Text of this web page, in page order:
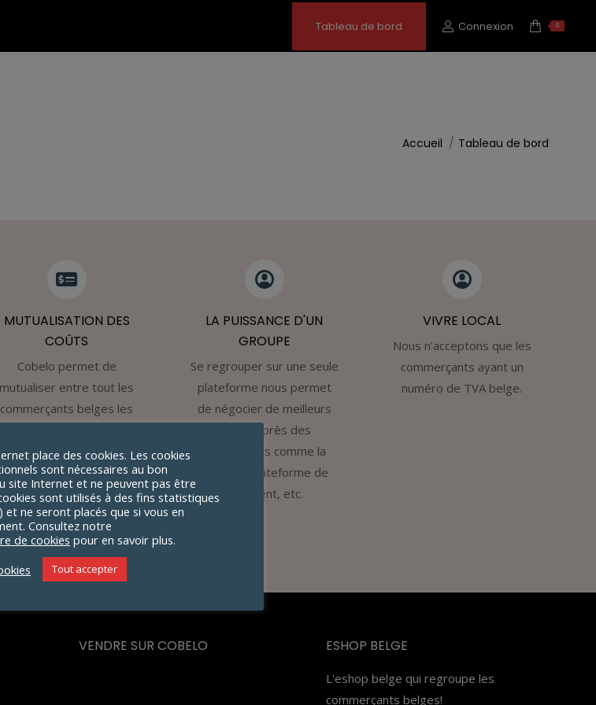
Tableau de bord Connexion 0
Vous êtes ici :
Accueil Tableau de bord
MUTUALISATION DES
COÛTS
Cobelo permet de
mutualiser entre tout les
commerçants belges les
de marketing et de
promotion.
LA PUISSANCE D'UN
GROUPE
Se regrouper sur une seule
plateforme nous permet
de négocier de meilleurs
tarifs auprès des
fournisseurs comme la
poste, la plateforme de
paiement, etc.
VIVRE LOCAL
Nous n’acceptons que les
commerçants ayant un
numéro de TVA belge.
VENDRE SUR COBELO ESHOP BELGE
L'eshop belge qui regroupe les
commerçants belges!
place des cookies. Les cookies
sont nécessaires au bon
site Internet et ne peuvent pas être
sont utilisés à des fins statistiques
et ne seront placés que si vous en
Consultez notre
de cookies pour en savoir plus.
Tout accepter